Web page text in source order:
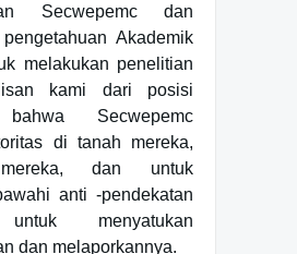
Secwepemc dan
Akademik
melakukan penelitian
kami dari posisi
Secwepemc
di tanah mereka,
dan untuk
anti -pendekatan
menyatukan
dan melaporkannya.